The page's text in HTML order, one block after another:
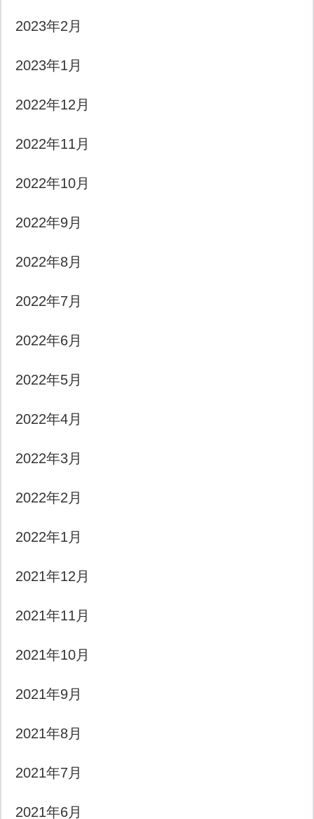
2023年2月
2023年1月
2022年12月
2022年11月
2022年10月
2022年9月
2022年8月
2022年7月
2022年6月
2022年5月
2022年4月
2022年3月
2022年2月
2022年1月
2021年12月
2021年11月
2021年10月
2021年9月
2021年8月
2021年7月
2021年6月